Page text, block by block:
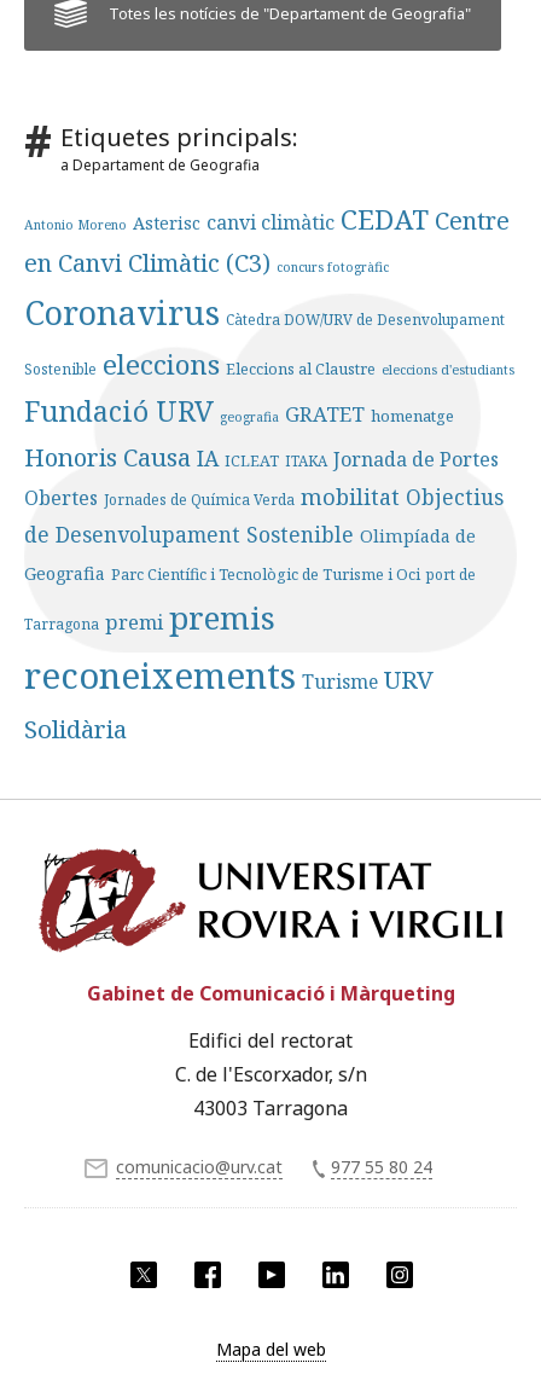
Totes les notícies de "Departament de Geografia"
Etiquetes principals:
a Departament de Geografia
Antonio Moreno Asterisc canvi climàtic CEDAT Centre
en Canvi Climàtic (C3) concurs fotogràfic
Coronavirus Càtedra DOW/URV de Desenvolupament
Sostenible eleccions Eleccions al Claustre eleccions d'estudiants
Fundació URV geografia GRATET homenatge
Honoris Causa IA ICLEAT ITAKA Jornada de Portes
Obertes Jornades de Química Verda mobilitat Objectius
de Desenvolupament Sostenible Olimpíada de
Geografia Parc Científic i Tecnològic de Turisme i Oci port de
Tarragona premi premis
reconeixements Turisme URV
Solidària
Facebook YouTube LinkedIn
Gabinet de Comunicació i Màrqueting
Edifici del rectorat
C. de l'Escorxador, s/n
43003 Tarragona
comunicacio@urv.cat 977 55 80 24
Mapa del web